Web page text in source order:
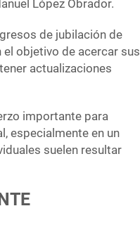
López Obrador.
de jubilación de
objetivo de acercar sus
actualizaciones
importante para
especialmente en un
suelen resultar